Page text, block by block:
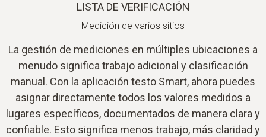
LISTA DE VERIFICACIÓN
Medición de varios sitios
La gestión de mediciones en múltiples ubicaciones a
menudo significa trabajo adicional y clasificación
manual. Con la aplicación testo Smart, ahora puedes
asignar directamente todos los valores medidos a
lugares específicos, documentados de manera clara y
confiable. Esto significa menos trabajo, más claridad y